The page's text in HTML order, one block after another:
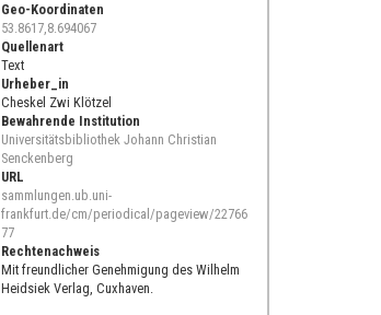
Geo-Koordinaten
53.8617,8.694067
Quellenart
Text
Urheber_in
Cheskel Zwi Klötzel
Bewahrende Institution
Universitätsbibliothek Johann Christian
Senckenberg
URL
sammlungen.ub.uni-
frankfurt.de/cm/periodical/pageview/22766
77
Rechtenachweis
Mit freundlicher Genehmigung des Wilhelm
Heidsiek Verlag, Cuxhaven.